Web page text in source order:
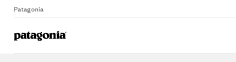
Patagonia